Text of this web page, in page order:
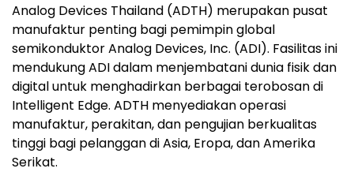
Analog Devices Thailand (ADTH) merupakan pusat
manufaktur penting bagi pemimpin global
semikonduktor Analog Devices, Inc. (ADI). Fasilitas ini
mendukung ADI dalam menjembatani dunia fisik dan
digital untuk menghadirkan berbagai terobosan di
Intelligent Edge. ADTH menyediakan operasi
manufaktur, perakitan, dan pengujian berkualitas
tinggi bagi pelanggan di Asia, Eropa, dan Amerika
Serikat.